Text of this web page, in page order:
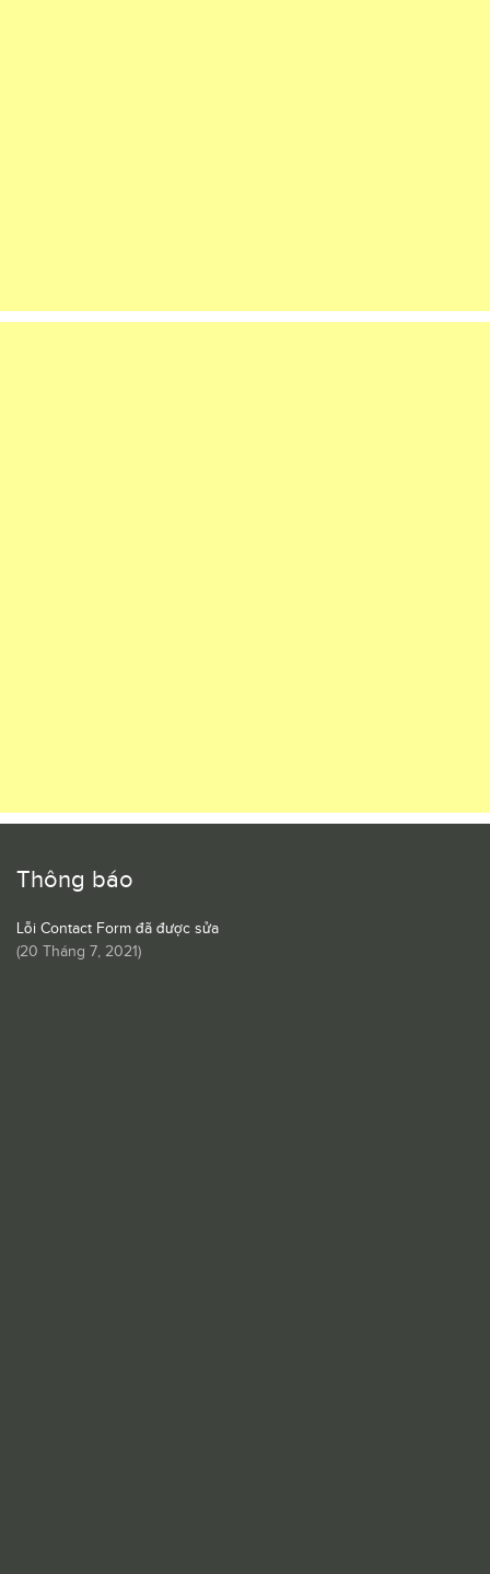
Thông báo
Lỗi Contact Form đã được sửa
(20 Tháng 7, 2021)